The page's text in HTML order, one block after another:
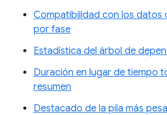
Compatibilidad con los datos
por fase
Estadística del árbol de
Duración en lugar de tiempo
resumen
Destacado de la pila más